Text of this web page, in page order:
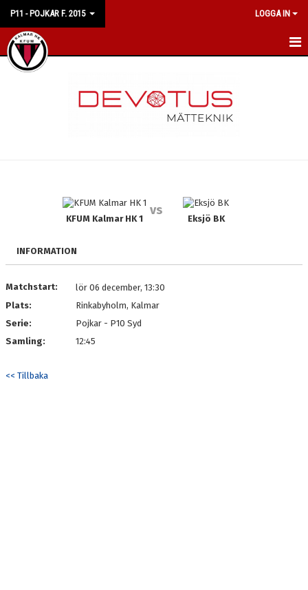
P11 - POJKAR F. 2015 LOGGA IN
HEM
DOKUMENT
KFUM Kalmar HK 1
vs
Eksjö BK
INFORMATION
Matchstart:
lör 06 december, 13:30
Plats:
Rinkabyholm, Kalmar
Serie:
Pojkar - P10 Syd
Samling:
12:45
<< Tillbaka